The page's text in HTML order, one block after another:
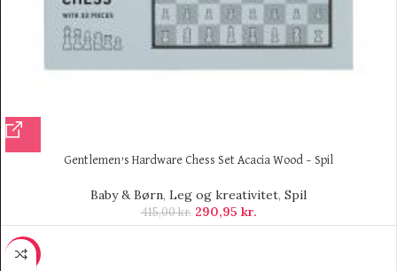
Gentlemen’s Hardware Chess Set Acacia Wood – Spil
Baby & Børn, Leg og kreativitet, Spil
415,00kr. 290,95 kr.
-8%